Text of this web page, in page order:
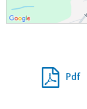
Pdf